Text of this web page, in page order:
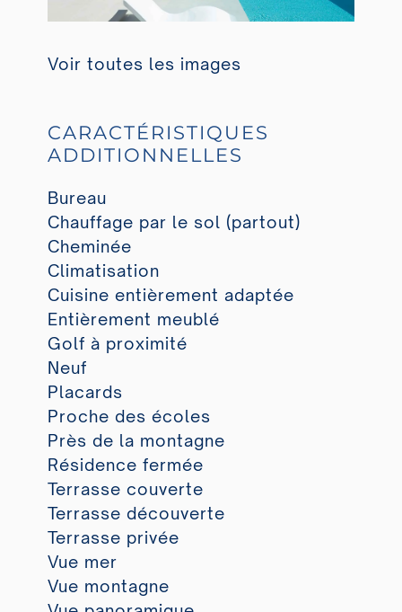
Voir toutes les images
CARACTÉRISTIQUES
ADDITIONNELLES
Bureau
Chauffage par le sol (partout)
Cheminée
Climatisation
Cuisine entièrement adaptée
Entièrement meublé
Golf à proximité
Neuf
Placards
Proche des écoles
Près de la montagne
Résidence fermée
Terrasse couverte
Terrasse découverte
Terrasse privée
Vue mer
Vue montagne